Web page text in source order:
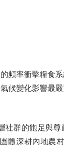
率衝擊糧食系
候變化影響最
群的飽足與尊
體深耕內地農